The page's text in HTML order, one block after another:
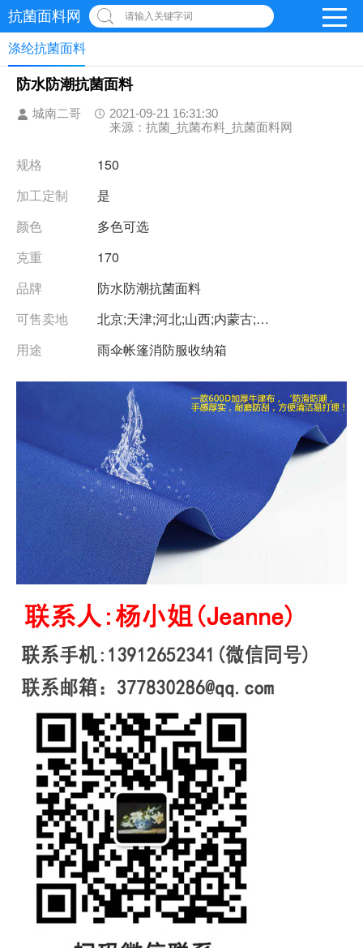
抗菌面料网 请输入关键字词
涤纶抗菌面料
防水防潮抗菌面料
城南二哥
2021-09-21 16:31:30
来源：抗菌_抗菌布料_抗菌面料网
规格
150
加工定制
是
颜色
多色可选
克重
170
品牌
防水防潮抗菌面料
可售卖地
北京;天津;河北;山西;内蒙古;辽宁;吉林;黑龙江;上海;江苏;浙江;安徽;福建;江西;山东;河南;湖北;湖南;广东;广西;海南;重庆;四川;贵州;云南;西藏;陕西;甘肃;青海;宁夏;新疆
用途
雨伞帐篷消防服收纳箱